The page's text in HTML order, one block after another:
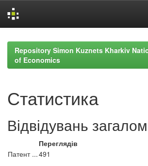
navigationRepository Simon Kuznets Kharkiv
of Economics
Статистика
Відвідувань загалом
Переглядів
Патент ...491